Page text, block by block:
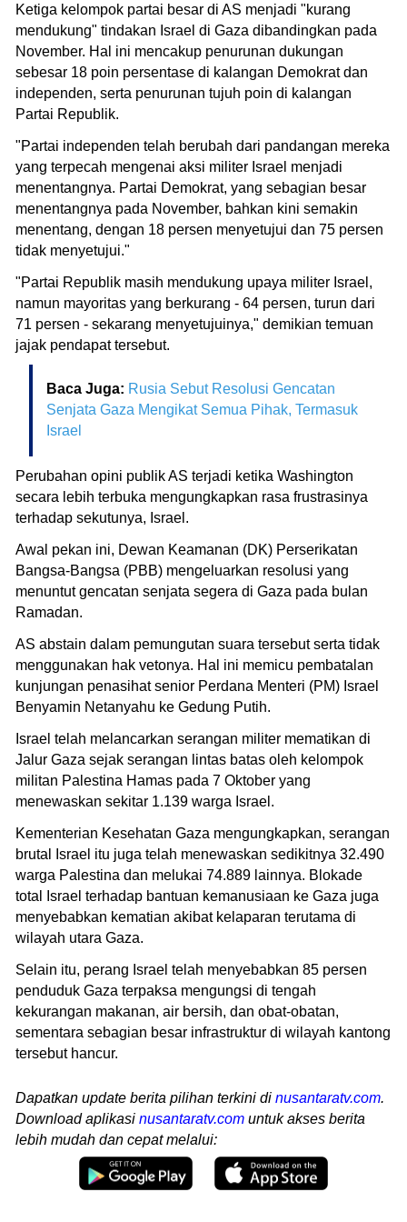
Ketiga kelompok partai besar di AS menjadi "kurang
mendukung" tindakan Israel di Gaza dibandingkan pada
November. Hal ini mencakup penurunan dukungan
sebesar 18 poin persentase di kalangan Demokrat dan
independen, serta penurunan tujuh poin di kalangan
Partai Republik.
"Partai independen telah berubah dari pandangan mereka
yang terpecah mengenai aksi militer Israel menjadi
menentangnya. Partai Demokrat, yang sebagian besar
menentangnya pada November, bahkan kini semakin
menentang, dengan 18 persen menyetujui dan 75 persen
tidak menyetujui."
"Partai Republik masih mendukung upaya militer Israel,
namun mayoritas yang berkurang - 64 persen, turun dari
71 persen - sekarang menyetujuinya," demikian temuan
jajak pendapat tersebut.
Baca Juga: Rusia Sebut Resolusi Gencatan
Senjata Gaza Mengikat Semua Pihak, Termasuk
Israel
Perubahan opini publik AS terjadi ketika Washington
secara lebih terbuka mengungkapkan rasa frustrasinya
terhadap sekutunya, Israel.
Awal pekan ini, Dewan Keamanan (DK) Perserikatan
Bangsa-Bangsa (PBB) mengeluarkan resolusi yang
menuntut gencatan senjata segera di Gaza pada bulan
Ramadan.
AS abstain dalam pemungutan suara tersebut serta tidak
menggunakan hak vetonya. Hal ini memicu pembatalan
kunjungan penasihat senior Perdana Menteri (PM) Israel
Benyamin Netanyahu ke Gedung Putih.
Israel telah melancarkan serangan militer mematikan di
Jalur Gaza sejak serangan lintas batas oleh kelompok
militan Palestina Hamas pada 7 Oktober yang
menewaskan sekitar 1.139 warga Israel.
Kementerian Kesehatan Gaza mengungkapkan, serangan
brutal Israel itu juga telah menewaskan sedikitnya 32.490
warga Palestina dan melukai 74.889 lainnya. Blokade
total Israel terhadap bantuan kemanusiaan ke Gaza juga
menyebabkan kematian akibat kelaparan terutama di
wilayah utara Gaza.
Selain itu, perang Israel telah menyebabkan 85 persen
penduduk Gaza terpaksa mengungsi di tengah
kekurangan makanan, air bersih, dan obat-obatan,
sementara sebagian besar infrastruktur di wilayah kantong
tersebut hancur.
Dapatkan update berita pilihan terkini di nusantaratv.com.
Download aplikasi nusantaratv.com untuk akses berita
lebih mudah dan cepat melalui: